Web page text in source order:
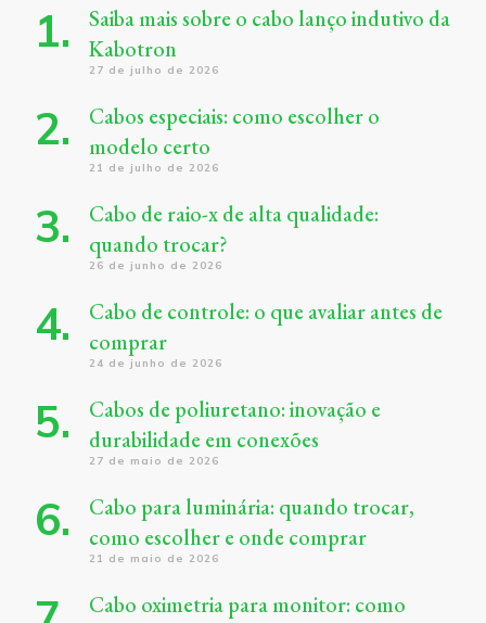
Saiba mais sobre o cabo lanço indutivo da
Kabotron
27 de julho de 2026
Cabos especiais: como escolher o
modelo certo
21 de julho de 2026
Cabo de raio-x de alta qualidade:
quando trocar?
26 de junho de 2026
Cabo de controle: o que avaliar antes de
comprar
24 de junho de 2026
Cabos de poliuretano: inovação e
durabilidade em conexões
27 de maio de 2026
Cabo para luminária: quando trocar,
como escolher e onde comprar
21 de maio de 2026
Cabo oximetria para monitor: como